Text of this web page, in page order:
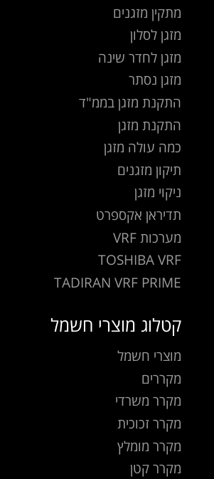
מתקין מזגנים
מזגן לסלון
מזגן לחדר שינה
מזגן נסתר
התקנת מזגן בממ"ד
התקנת מזגן
כמה עולה מזגן
תיקון מזגנים
ניקוי מזגן
תדיראן אקספרט
מערכות VRF
TOSHIBA VRF
TADIRAN VRF PRIME
קטלוג מוצרי חשמל
מוצרי חשמל
מקררים
מקרר משרדי
מקרר זכוכית
מקרר מומלץ
מקרר קטן